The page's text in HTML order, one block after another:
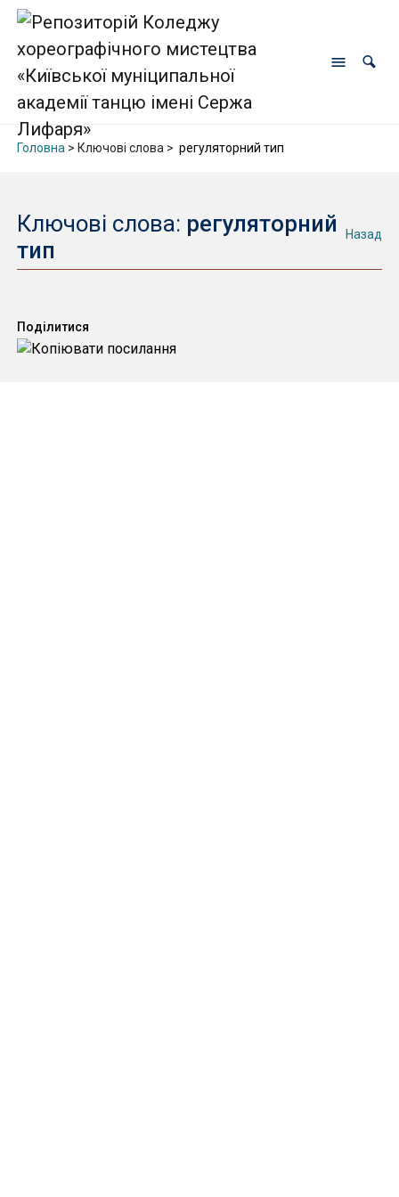
Головна > Ключові слова > регуляторний тип
Ключові слова: регуляторний
тип
Назад
Поділитися